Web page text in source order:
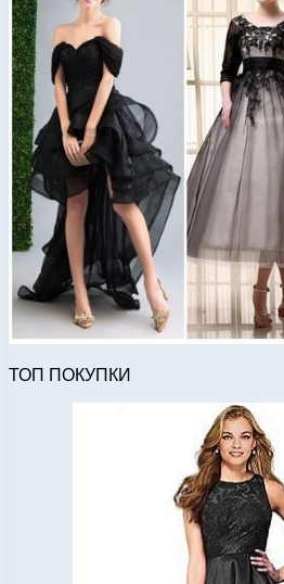
ТОП ПОКУПКИ